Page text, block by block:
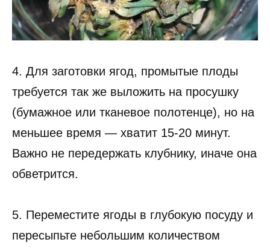
4. Для заготовки ягод, промытые плоды
требуется так же выложить на просушку
(бумажное или тканевое полотенце), но на
меньшее время — хватит 15-20 минут.
Важно не передержать клубнику, иначе она
обветрится.
5. Переместите ягоды в глубокую посуду и
пересыпьте небольшим количеством